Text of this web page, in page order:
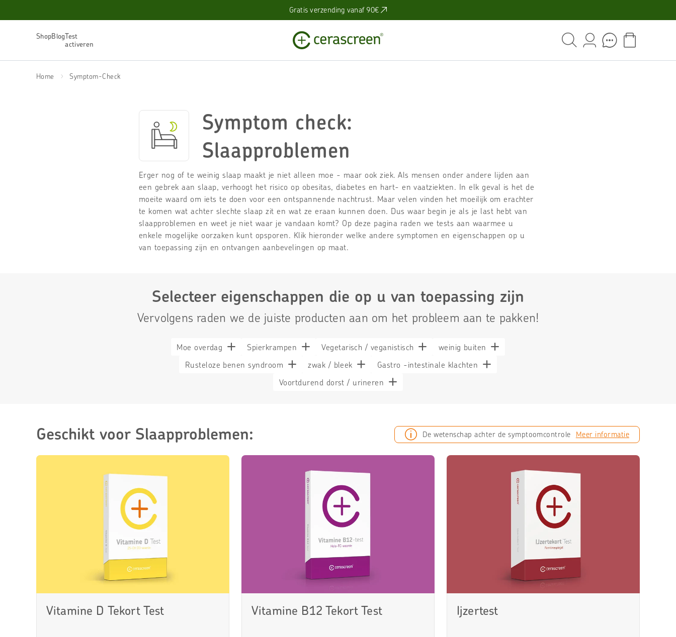
Gratis verzending vanaf 90€
Shop
Bestsellers
Uitgebreide
BlogTest
activeren
Home Symptom-Check
Symptom check:
Slaapproblemen
Erger nog of te weinig slaap maakt je niet alleen moe - maar ook ziek. Als mensen onder andere lijden aan
een gebrek aan slaap, verhoogt het risico op obesitas, diabetes en hart- en vaatziekten. In elk geval is het de
moeite waard om iets te doen voor een ontspannende nachtrust. Maar velen vinden het moeilijk om erachter
te komen wat achter slechte slaap zit en wat ze eraan kunnen doen. Dus waar begin je als je last hebt van
slaapproblemen en weet je niet waar je vandaan komt? Op deze pagina raden we tests aan waarmee u
enkele mogelijke oorzaken kunt opsporen. Klik hieronder welke andere symptomen en eigenschappen op u
van toepassing zijn en ontvangen aanbevelingen op maat.
Selecteer eigenschappen die op u van toepassing zijn
Vervolgens raden we de juiste producten aan om het probleem aan te pakken!
Moe overdag Spierkrampen Vegetarisch / veganistisch
weinig buiten
Rusteloze benen syndroom
zwak / bleek
Gastro -intestinale klachten
Voortdurend dorst / urineren
Geschikt voor Slaapproblemen: De wetenschap achter de symptoomcontrole Meer informatie
Vitamine D Tekort Test Vitamine B12 Tekort Test Ijzertest